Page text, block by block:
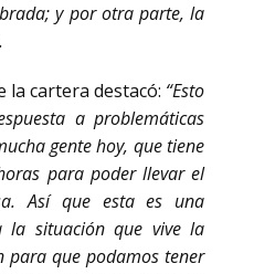
y por otra parte, la
la cartera destacó: “Esto
a problemáticas
gente hoy, que tiene
para poder llevar el
Así que esta es una
la situación que vive la
para que podamos tener